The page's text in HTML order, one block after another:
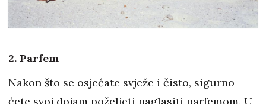
2. Parfem
Nakon što se osjećate svježe i čisto, sigurno